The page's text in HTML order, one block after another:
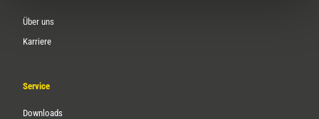
Über uns
Karriere
Service
Downloads